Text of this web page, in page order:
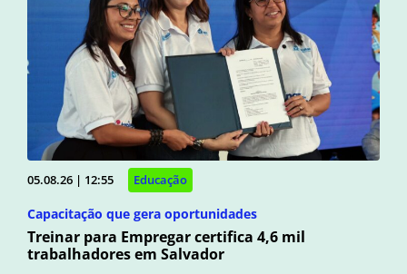
05.08.26 | 12:55 Educação
Capacitação que gera oportunidades
Treinar para Empregar certifica 4,6 mil
trabalhadores em Salvador